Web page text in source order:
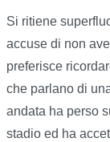
Si ritiene
accuse di non
preferisce
che parlano di
andata ha perso
stadio ed ha